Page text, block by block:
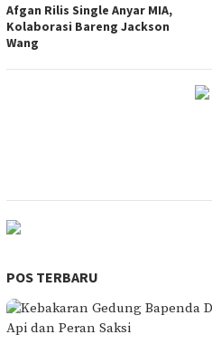
Afgan Rilis Single Anyar MIA,
Kolaborasi Bareng Jackson
Wang
POS TERBARU